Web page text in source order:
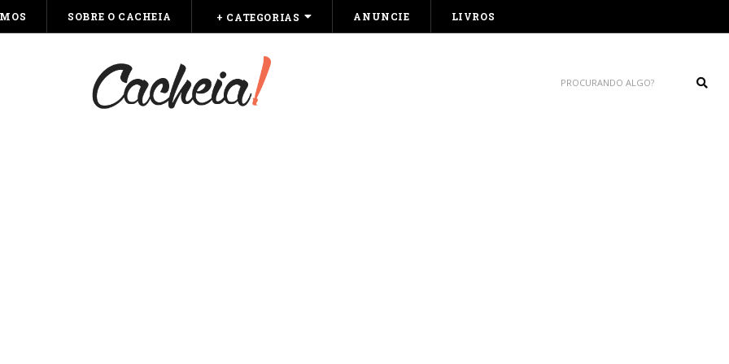
SOBRE O CACHEIA + CATEGORIAS ANUNCIE LIVROS